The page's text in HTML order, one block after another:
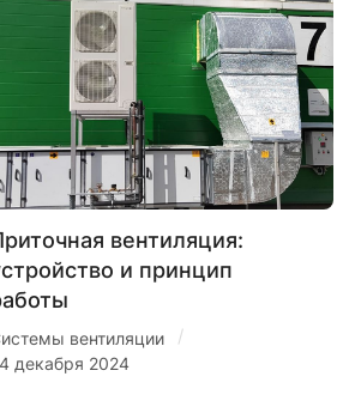
вентиляция:
и принцип
вентиляции /
декабря 2024